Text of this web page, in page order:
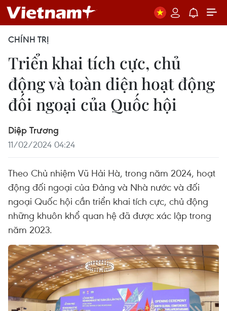
CHÍNH TRỊ
Triển khai tích cực, chủ
động và toàn diện hoạt động
đối ngoại của Quốc hội
Diệp Trương
11/02/2024 04:24
Theo Chủ nhiệm Vũ Hải Hà, trong năm 2024, hoạt
động đối ngoại của Đảng và Nhà nước và đối
ngoại Quốc hội cần triển khai tích cực, chủ động
những khuôn khổ quan hệ đã được xác lập trong
năm 2023.